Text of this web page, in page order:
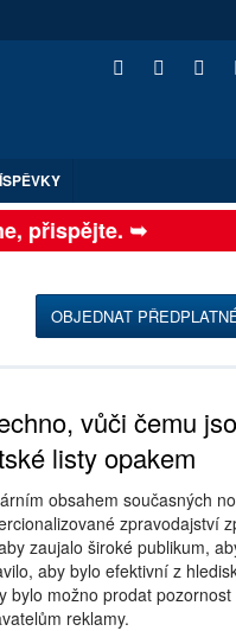
přispějte. ➥
OBJEDNAT
vůči čemu
listy opakem
obsahem současných
zpravodajství
zaujalo široké publikum,
aby bylo efektivní z
bylo možno prodat pozornost
reklamy.